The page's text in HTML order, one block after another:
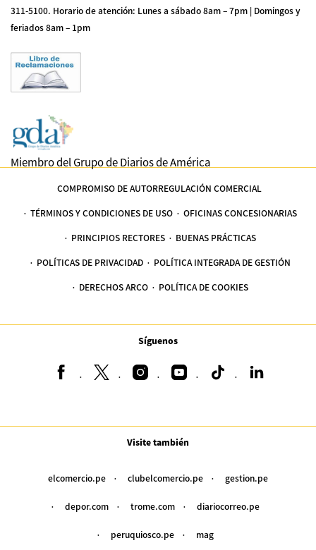
311-5100. Horario de atención: Lunes a sábado 8am – 7pm | Domingos y
feriados 8am – 1pm
Miembro del Grupo de Diarios de América
COMPROMISO DE AUTORREGULACIÓN COMERCIAL
TÉRMINOS Y CONDICIONES DE USO OFICINAS CONCESIONARIAS
PRINCIPIOS RECTORES BUENAS PRÁCTICAS
POLÍTICAS DE PRIVACIDAD POLÍTICA INTEGRADA DE GESTIÓN
DERECHOS ARCO POLÍTICA DE COOKIES
Síguenos
Visite también
elcomercio.pe clubelcomercio.pe gestion.pe
depor.com trome.com diariocorreo.pe
peruquiosco.pe mag